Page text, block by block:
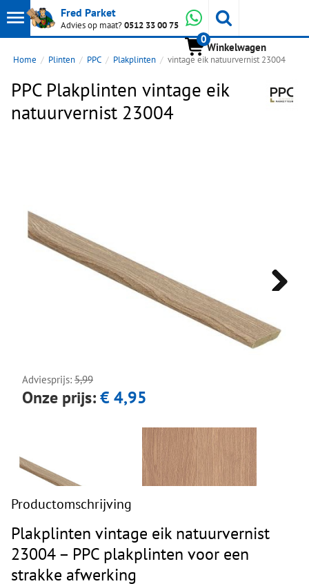
Toon
hoofdmenu
Fred Parket
Advies op maat?0512 33 00 75 Whatsapp
0
Winkelwagen
Home Plinten PPC Plakplinten vintage eik natuurvernist 23004
PPC Plakplinten vintage eik
natuurvernist 23004
Adviesprijs: 5,99
Onze prijs:€ 4,95
Productomschrijving
Plakplinten vintage eik natuurvernist
23004 – PPC plakplinten voor een
strakke afwerking